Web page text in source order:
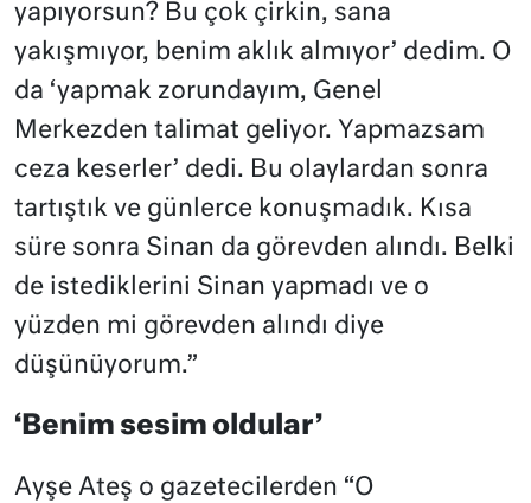
yapıyorsun? Bu çok çirkin, sana
yakışmıyor, benim aklık almıyor’ dedim. O
da ‘yapmak zorundayım, Genel
Merkezden talimat geliyor. Yapmazsam
ceza keserler’ dedi. Bu olaylardan sonra
tartıştık ve günlerce konuşmadık. Kısa
süre sonra Sinan da görevden alındı. Belki
de istediklerini Sinan yapmadı ve o
yüzden mi görevden alındı diye
düşünüyorum.”
‘Benim sesim oldular’
Ayşe Ateş o gazetecilerden “O